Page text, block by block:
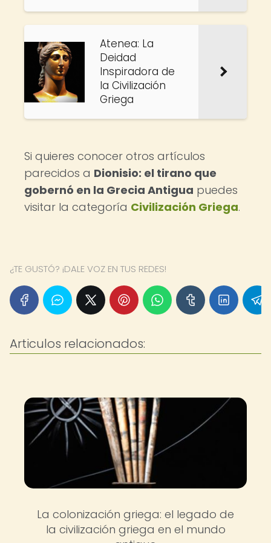
Atenea: La
Deidad
Inspiradora de
la Civilización
Griega
Si quieres conocer otros artículos
parecidos a Dionisio: el tirano que
gobernó en la Grecia Antigua puedes
visitar la categoría Civilización Griega.
¿TE GUSTÓ? ¡DALE VOZ EN TUS REDES!
Articulos relacionados:
La colonización griega: el legado de
la civilización griega en el mundo